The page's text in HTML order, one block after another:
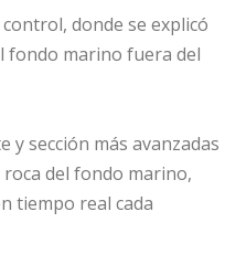
donde se explicó
fondo marino fuera del
y sección más avanzadas
del fondo marino,
tiempo real cada